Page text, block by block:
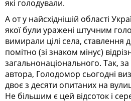
які голодували.
А от у найсхіднішій області
якої були уражені штучним
вимирали цілі села, ставлення
помітно (зі знаком мінус)
загальнонаціонального. Так,
автора, Голодомор сьогодні
двоє з десяти опитаних на
Не більшим є цей відсоток і